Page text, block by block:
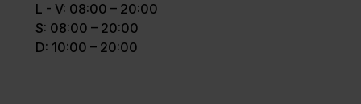
L - V: 08:00 – 20:00
S: 08:00 – 20:00
D: 10:00 – 20:00